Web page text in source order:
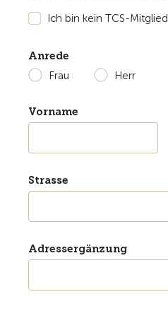
Ich bin kein TCS-Mitglied
Anrede
Frau
Herr
Vorname
Strasse
Adressergänzung